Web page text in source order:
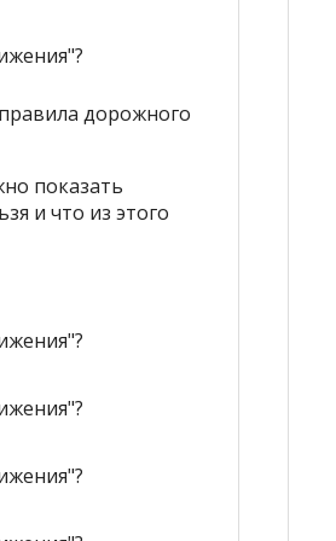
дорожного
показать
и что из этого